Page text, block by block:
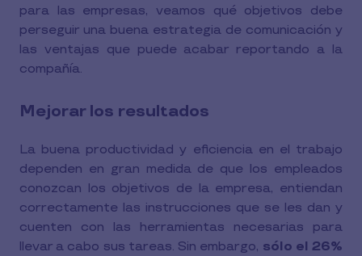
para las empresas, veamos qué objetivos debe
perseguir una buena estrategia de comunicación y
las ventajas que puede acabar reportando a la
compañía.
Mejorar los resultados
La buena productividad y eficiencia en el trabajo
dependen en gran medida de que los empleados
conozcan los objetivos de la empresa, entiendan
correctamente las instrucciones que se les dan y
cuenten con las herramientas necesarias para
llevar a cabo sus tareas. Sin embargo, sólo el 26%